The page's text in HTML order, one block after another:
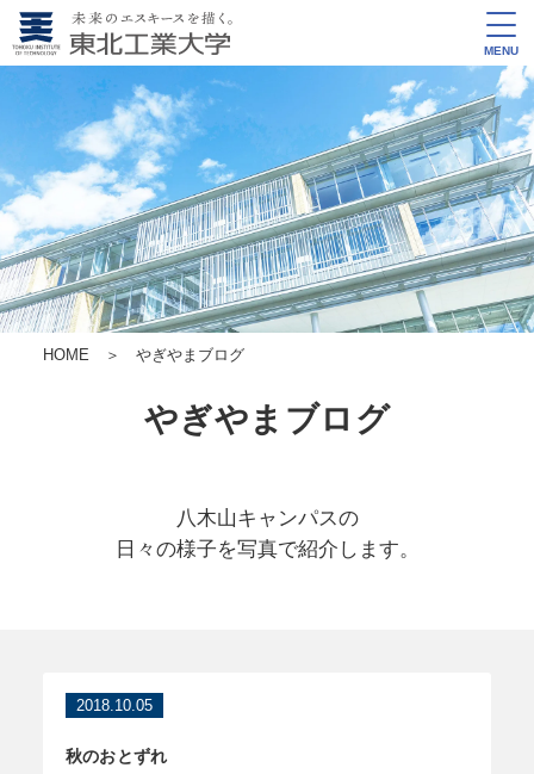
MENU
HOME ＞ やぎやまブログ
やぎやまブログ
八木山キャンパスの
日々の様子を写真で紹介します。
2018.10.05
秋のおとずれ